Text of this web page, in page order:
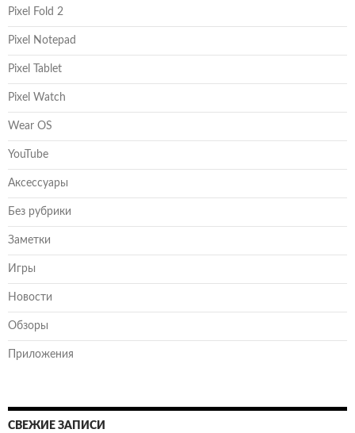
Pixel Fold 2
Pixel Notepad
Pixel Tablet
Pixel Watch
Wear OS
YouTube
Аксессуары
Без рубрики
Заметки
Игры
Новости
Обзоры
Приложения
СВЕЖИЕ ЗАПИСИ